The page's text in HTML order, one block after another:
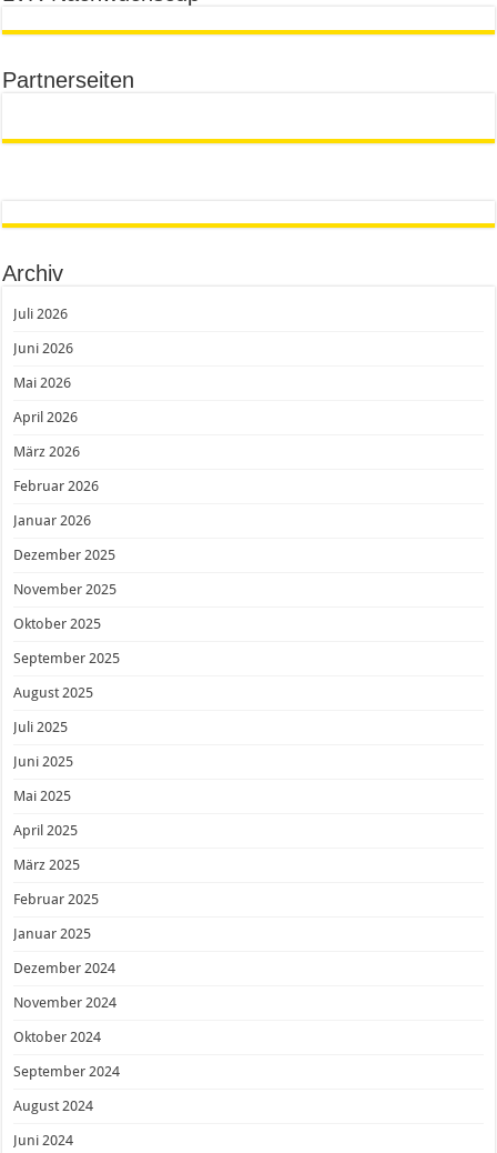
Partnerseiten
Archiv
Juli 2026
Juni 2026
Mai 2026
April 2026
März 2026
Februar 2026
Januar 2026
Dezember 2025
November 2025
Oktober 2025
September 2025
August 2025
Juli 2025
Juni 2025
Mai 2025
April 2025
März 2025
Februar 2025
Januar 2025
Dezember 2024
November 2024
Oktober 2024
September 2024
August 2024
Juni 2024